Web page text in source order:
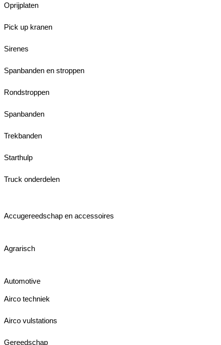
Oprijplaten
Pick up kranen
Sirenes
Spanbanden en stroppen
Rondstroppen
Spanbanden
Trekbanden
Starthulp
Truck onderdelen
Accugereedschap en accessoires
Agrarisch
Automotive
Airco techniek
Airco vulstations
Gereedschap